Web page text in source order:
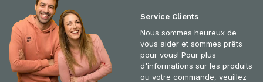
Service Clients
Nous sommes heureux de
vous aider et sommes prêts
pour vous! Pour plus
d'informations sur les produits
ou votre commande, veuillez